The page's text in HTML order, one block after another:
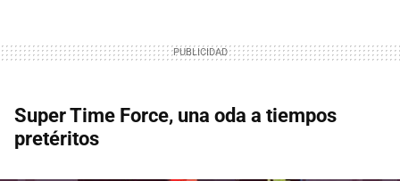
Super Time Force, una oda a tiempos
pretéritos